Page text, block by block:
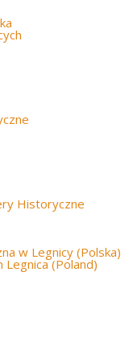
Historyczne
w Legnicy (Polska)
Legnica (Poland)